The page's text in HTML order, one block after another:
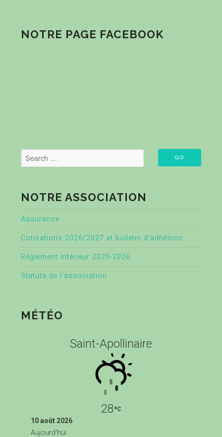
NOTRE PAGE FACEBOOK
NOTRE ASSOCIATION
Assurance
Cotisations 2026/2027 et bulletin d’adhésion
Règlement intérieur 2025-2026
Statuts de l’association
MÉTÉO
Saint-Apollinaire
28
10 août 2026
Aujourd'hui